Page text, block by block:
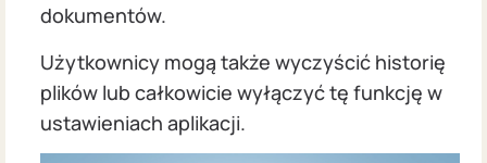
dokumentów.
Użytkownicy mogą także wyczyścić historię
plików lub całkowicie wyłączyć tę funkcję w
ustawieniach aplikacji.